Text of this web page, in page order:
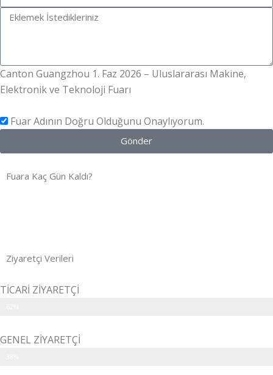
Canton Guangzhou 1. Faz 2026 – Uluslararası Makine,
Elektronik ve Teknoloji Fuarı
Fuar Adının Doğru Olduğunu Onaylıyorum.
Gönder
Fuara Kaç Gün Kaldı?
Ziyaretçi Verileri
TİCARİ ZİYARETÇİ
GENEL ZİYARETÇİ